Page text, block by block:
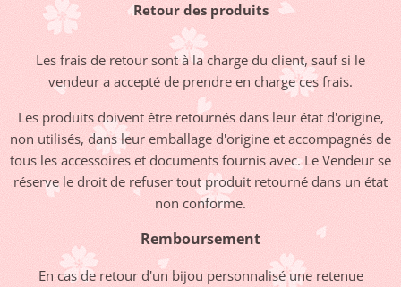
Retour des produits
Les frais de retour sont à la charge du client, sauf si le
vendeur a accepté de prendre en charge ces frais.
Les produits doivent être retournés dans leur état d'origine,
non utilisés, dans leur emballage d'origine et accompagnés de
tous les accessoires et documents fournis avec. Le Vendeur se
réserve le droit de refuser tout produit retourné dans un état
non conforme.
Remboursement
En cas de retour d'un bijou personnalisé une retenue